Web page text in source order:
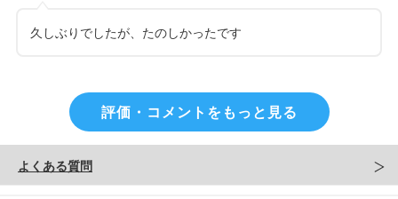
久しぶりでしたが、たのしかったです
評価・コメントをもっと見る
よくある質問